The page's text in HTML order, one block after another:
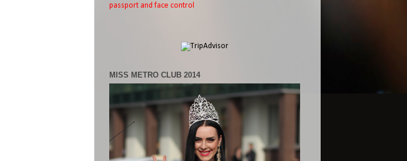
passport and face control
MISS METRO CLUB 2014